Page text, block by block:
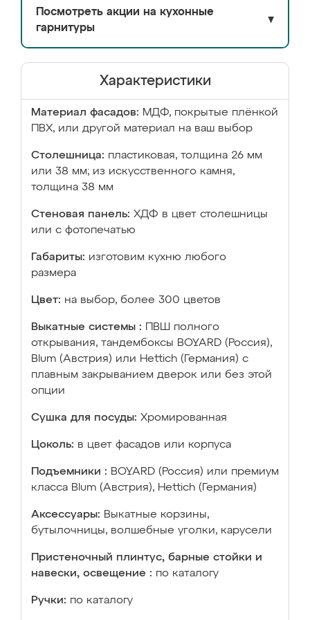
Посмотреть акции на кухонные
гарнитуры
▼
Характеристики
Материал фасадов: МДФ, покрытые плёнкой
ПВХ, или другой материал на ваш выбор
Столешница: пластиковая, толщина 26 мм
или 38 мм; из искусственного камня,
толщина 38 мм
Стеновая панель: ХДФ в цвет столешницы
или с фотопечатью
Габариты: изготовим кухню любого
размера
Цвет: на выбор, более 300 цветов
Выкатные системы :
ПВШ полного
открывания, тандембоксы BOYARD (Россия),
Blum (Австрия) или Hettich (Германия) с
плавным закрыванием дверок или без этой
опции
Сушка для посуды: Хромированная
Цоколь: в цвет фасадов или корпуса
Подъемники : BOYARD (Россия) или премиум
класса Blum (Австрия), Hettich (Германия)
Аксессуары: Выкатные корзины,
бутылочницы, волшебные уголки, карусели
Пристеночный плинтус, барные стойки и
навески, освещение : по каталогу
Ручки: по каталогу